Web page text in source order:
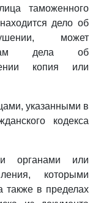
таможенного
дело об
может
дела об
копия или
указанными в
кодекса
органами или
которыми
также в пределах